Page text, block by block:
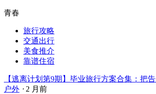
青春
旅行攻略
交通出行
美食推介
靠谱住宿
【逃离计划第9期】毕业旅行方案合集：把
户外 ⋅ 2 月前